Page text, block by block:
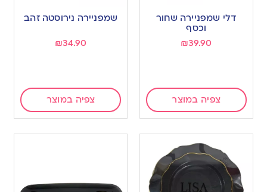
דלי שמפניירה שחור
וכסף
₪39.90
צפיה במוצר
to
שמפניירה נירוסטה זהב
₪34.90
צפיה במוצר